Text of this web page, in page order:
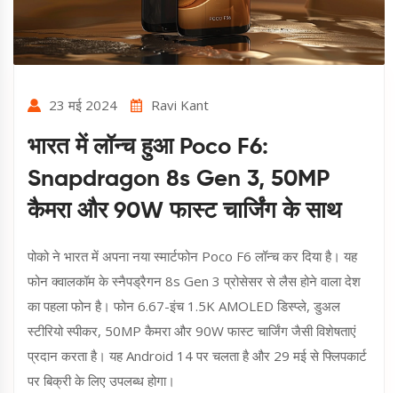
23 मई 2024 Ravi Kant
भारत में लॉन्च हुआ Poco F6:
Snapdragon 8s Gen 3, 50MP
कैमरा और 90W फास्ट चार्जिंग के साथ
पोको ने भारत में अपना नया स्मार्टफोन Poco F6 लॉन्च कर दिया है। यह
फोन क्वालकॉम के स्नैपड्रैगन 8s Gen 3 प्रोसेसर से लैस होने वाला देश
का पहला फोन है। फोन 6.67-इंच 1.5K AMOLED डिस्प्ले, डुअल
स्टीरियो स्पीकर, 50MP कैमरा और 90W फास्ट चार्जिंग जैसी विशेषताएं
प्रदान करता है। यह Android 14 पर चलता है और 29 मई से फ्लिपकार्ट
पर बिक्री के लिए उपलब्ध होगा।